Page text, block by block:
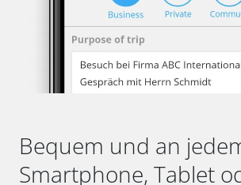
Bequem und an
Smartphone, Tablet